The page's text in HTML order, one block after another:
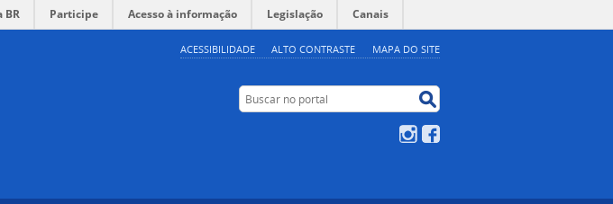
ACESSIBILIDADE ALTO CONTRASTE MAPA DO SITE
BR Participe Acesso à informação Legislação Canais
Buscar no portal
Instagram